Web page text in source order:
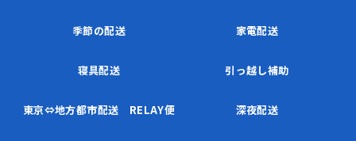
季節の配送 家電配送
寝具配送 引っ越し補助
東京⇔地方都市配送 RELAY便 深夜配送